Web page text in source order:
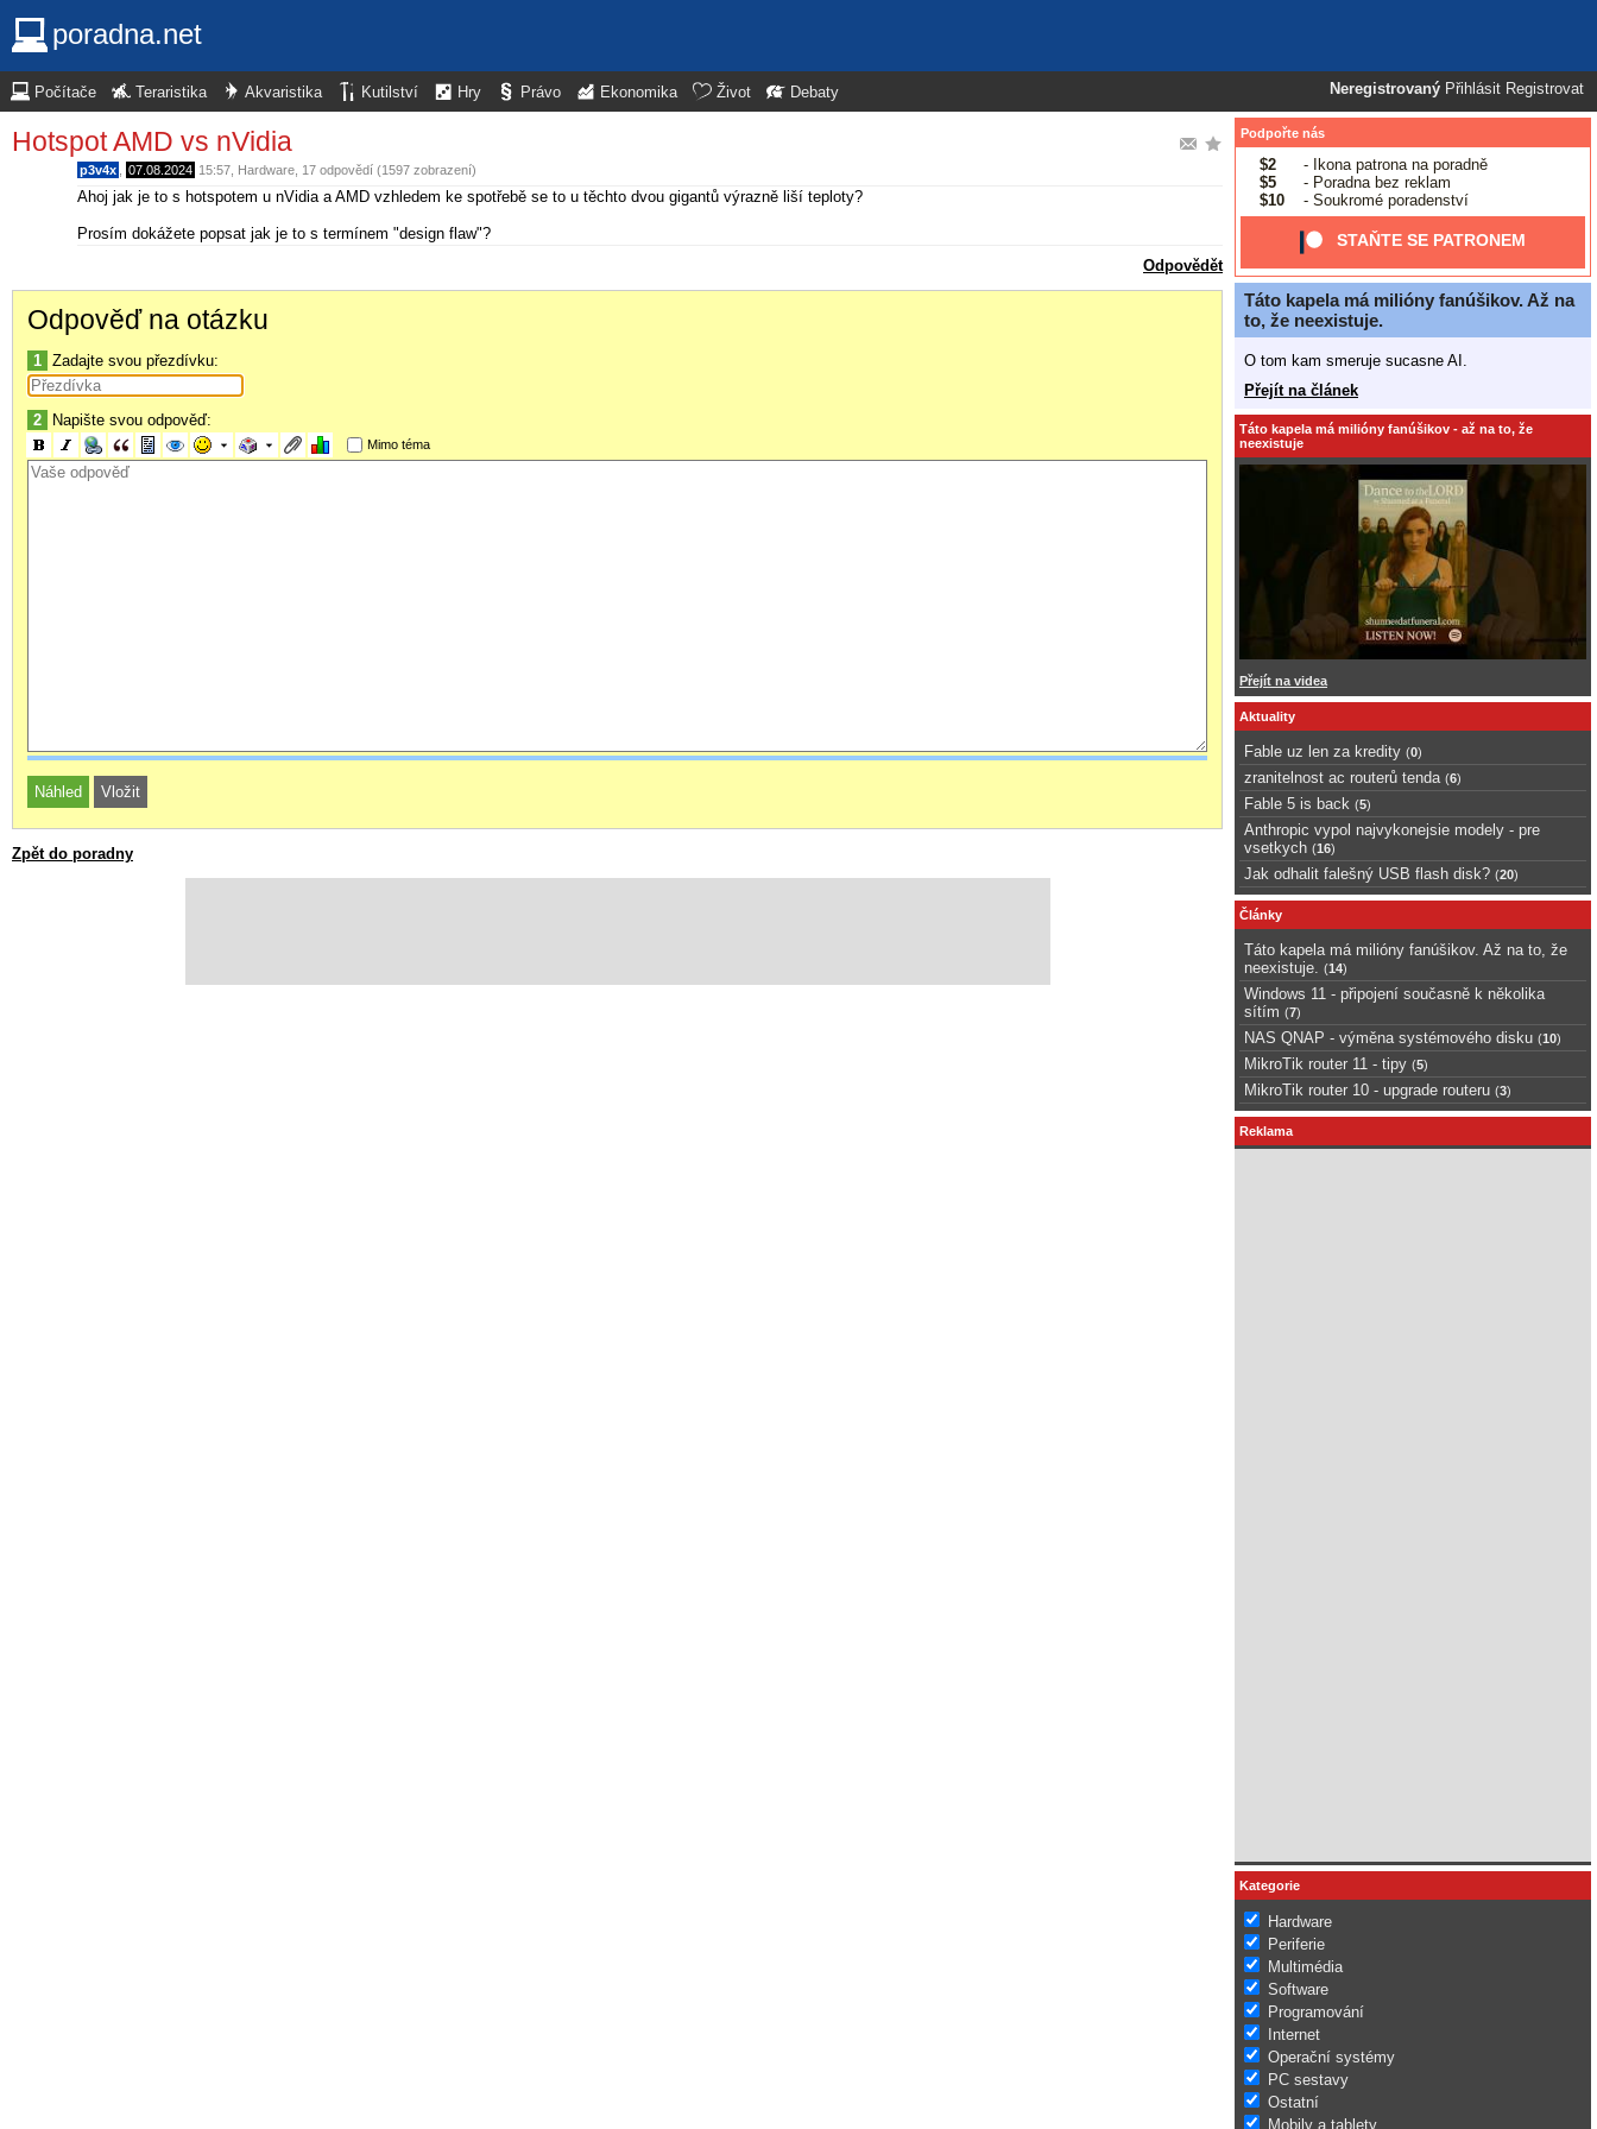
poradna.net
Neregistrovaný Přihlásit Registrovat
Počítače Teraristika Akvaristika Kutilství Hry Právo Ekonomika Život Debaty
Hotspot AMD vs nVidia
p3v4x 07.08.2024 15:57 Hardware , 17 odpovědí (1597 zobrazení)
Ahoj jak je to s hotspotem u nVidia a AMD vzhledem ke spotřebě se to u těchto dvou gigantů výrazně liší teploty?
Prosím dokážete popsat jak je to s termínem "design flaw"?
Odpovědět
Odpověď na otázku
1 Zadajte svou přezdívku:
2 Napište svou odpověď:
Mimo téma
Zpět do poradny
Podpořte nás
$2
- Ikona patrona na poradně
$5
- Poradna bez reklam
$10
- Soukromé poradenství
STAŇTE SE PATRONEM
Táto kapela má milióny fanúšikov. Až na
to, že neexistuje.
O tom kam smeruje sucasne AI.
Přejít na článek
Táto kapela má milióny fanúšikov - až na to, že
neexistuje
Přejít na videa
Aktuality
Fable uz len za kredity (0)
zranitelnost ac routerů tenda (6)
Fable 5 is back (5)
Anthropic vypol najvykonejsie modely - pre
vsetkych (16)
Jak odhalit falešný USB flash disk? (20)
Články
Táto kapela má milióny fanúšikov. Až na to, že
neexistuje.
(14)
Windows 11 - připojení současně k několika
sítím (7)
NAS QNAP - výměna systémového disku (10)
MikroTik router 11 - tipy (5)
MikroTik router 10 - upgrade routeru (3)
Reklama
Kategorie
Hardware
Periferie
Multimédia
Software
Programování
Internet
Operační systémy
PC sestavy
Ostatní
Mobily a tablety